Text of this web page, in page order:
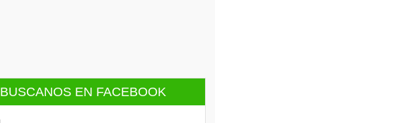
BUSCANOS EN FACEBOOK